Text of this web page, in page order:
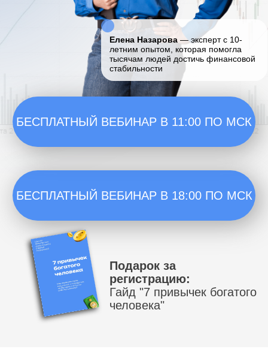
БЕСПЛАТНЫЙ ВЕБИНАР В 18:00 ПО МСК
Подарок за
регистрацию:
Гайд "7 привычек богатого
человека"
РЕАЛЬНОСТЬ,
В КОТОРОЙ МЫ
ОКАЗАЛИСЬ
Кредиты под